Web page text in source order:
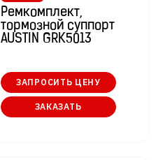
Ремкомплект,
тормозной суппорт
AUSTIN GRK5013
ЗАПРОСИТЬ ЦЕНУ
ЗАКАЗАТЬ